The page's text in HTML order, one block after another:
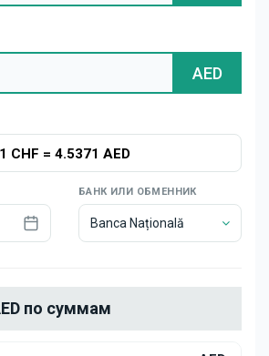
Новости
AED
1 CHF = 4.5371 AED
БАНК ИЛИ ОБМЕННИК
Banca Națională
по суммам